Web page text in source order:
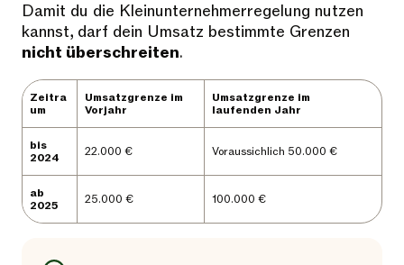
Damit du die Kleinunternehmerregelung nutzen
kannst, darf dein Umsatz bestimmte Grenzen
nicht überschreiten.
Zeitra
um
Umsatzgrenze im
Vorjahr
Umsatzgrenze im
laufenden Jahr
bis
2024
22.000 € Voraussichlich 50.000 €
ab
2025
25.000 € 100.000 €